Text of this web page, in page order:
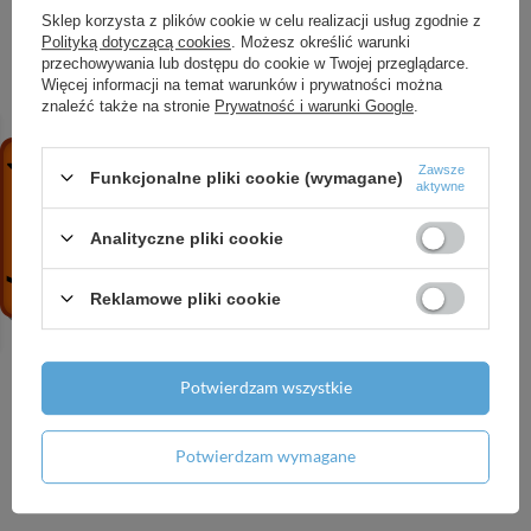
+ Dodaj do porównania
683,28 zł /
+ Dodaj do porównania
Zlewozmywak
Zlewozmywak
biały stal ZCL 620N
1 007,28 zł / szt.
Sklep korzysta z plików cookie w celu realizacji usług zgodnie z
Polityką dotyczącą cookies . Możesz określić warunki
przechowywania lub dostępu do cookie w Twojej przeglądarce.
Więcej informacji na temat warunków i prywatności można
znaleźć także na stronie Prywatność i warunki Google
Funkcjonalne pliki cookie (wymagane)
Zawsze
aktywne
Analityczne pliki cookie
Reklamowe pliki cookie
Potwierdzam wymagane
Potwierdzam wszystkie